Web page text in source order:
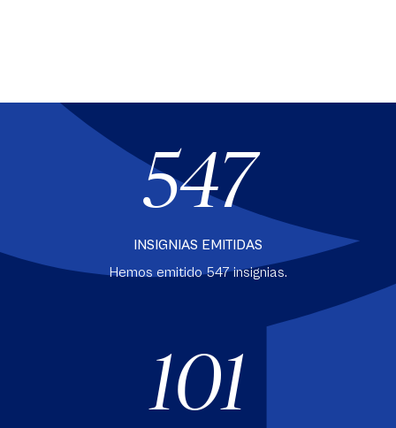
547
INSIGNIAS EMITIDAS
Hemos emitido547 insignias.
101